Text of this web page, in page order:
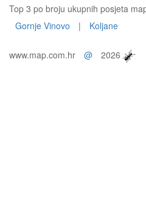
Top 3 po broju ukupnih posjeta
Gornje Vinovo
| Koljane
www.map.com.hr @ 2026